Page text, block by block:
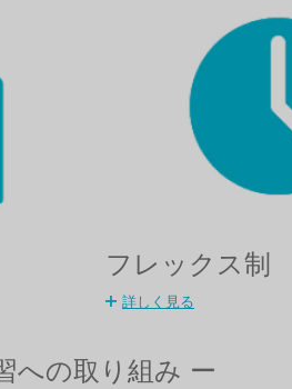
フレックス制
詳しく見る
への取り組み ー